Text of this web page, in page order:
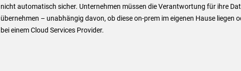
nicht automatisch sicher. Unternehmen müssen die Verantwortung für ihre
übernehmen – unabhängig davon, ob diese on-prem im eigenen Hause liegen
bei einem Cloud Services Provider.